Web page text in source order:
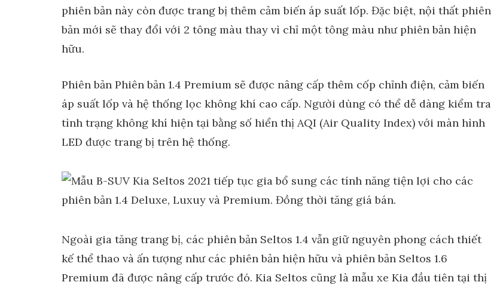
phiên bản này còn được trang bị thêm cảm biến áp suất lốp. Đặc biệt, nội thất phiên
bản mới sẽ thay đổi với 2 tông màu thay vì chỉ một tông màu như phiên bản hiện
hữu.
Phiên bản Phiên bản 1.4 Premium sẽ được nâng cấp thêm cốp chỉnh điện, cảm biến
áp suất lốp và hệ thống lọc không khí cao cấp. Người dùng có thể dễ dàng kiểm tra
tình trạng không khí hiện tại bằng số hiển thị AQI (Air Quality Index) với màn hình
LED được trang bị trên hệ thống.
Ngoài gia tăng trang bị, các phiên bản Seltos 1.4 vẫn giữ nguyên phong cách thiết
kế thể thao và ấn tượng như các phiên bản hiện hữu và phiên bản Seltos 1.6
Premium đã được nâng cấp trước đó. Kia Seltos cũng là mẫu xe Kia đầu tiên tại thị